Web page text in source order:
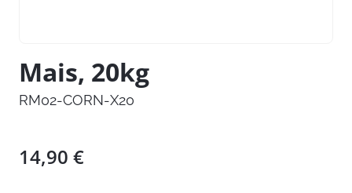
Mais, 20kg
RM02-CORN-X20
14,90 €